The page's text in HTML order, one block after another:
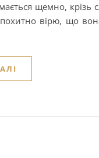
щемно, крізь
вірю, що